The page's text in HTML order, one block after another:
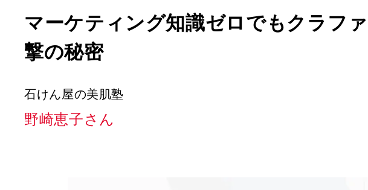
マーケティング知識ゼロでもクラフ
撃の秘密
石けん屋の美肌塾
野崎恵子さん